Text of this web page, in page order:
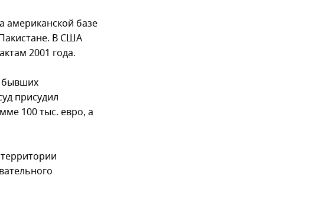
американской базе
В США
2001 года.
бывших
присудил
100 тыс. евро, а